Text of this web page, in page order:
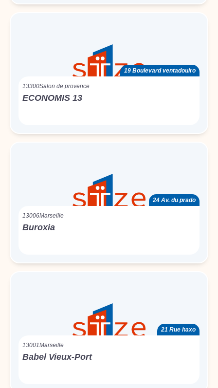
19 Boulevard ventadouiro
13300Salon de provence
ECONOMIS 13
24 Av. du prado
13006Marseille
Buroxia
21 Rue haxo
13001Marseille
Babel Vieux-Port